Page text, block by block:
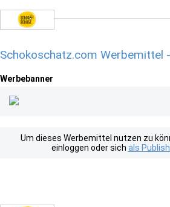
Schokoschatz.com Werbemittel
Werbebanner
Um dieses Werbemittel nutzen zu
einloggen oder sich als